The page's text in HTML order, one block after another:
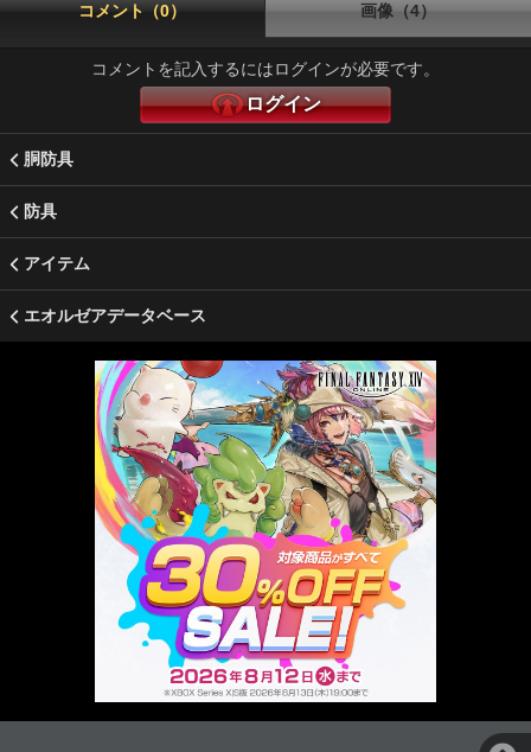
コメント（0） 画像（4）
コメントを記入するにはログインが必要です。
ログイン
胴防具
防具
アイテム
エオルゼアデータベース